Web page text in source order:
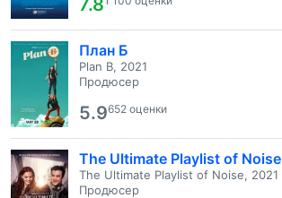
7.8
План Б
Plan B, 2021
Продюсер
5.9652 оценки
The Ultimate Playlist of Noise
The Ultimate Playlist of Noise, 2021
Продюсер